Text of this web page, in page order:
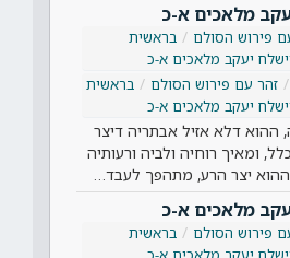
מלאכים א-כ
פירוש הסולם
בראשית
יעקב מלאכים א-כ
זהר עם פירוש הסולם
בראשית
יעקב מלאכים א-כ
ההוא דלא אזיל אבתריה דיצר
ומאיך רוחיה ולביה ורעותיה
ההוא יצר הרע, מתהפך לעבד…
מלאכים א-כ
פירוש הסולם
בראשית